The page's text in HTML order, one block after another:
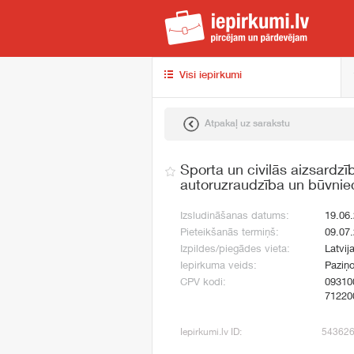
Visi iepirkumi
Atpakaļ uz sarakstu
Sporta un civilās
autoruzraudzība un
Izsludināšanas datums:
Pieteikšanās termiņš:
Izpildes/piegādes vieta:
Iepirkuma veids:
CPV kodi:
Iepirkumi.lv ID: